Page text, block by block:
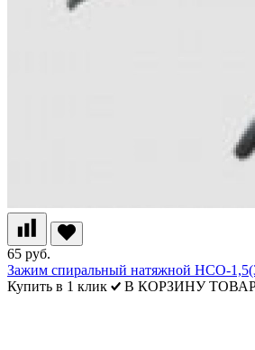
65 руб.
Зажим спиральный натяжной НСО-
Купить в 1 клик
В КОРЗИНУ